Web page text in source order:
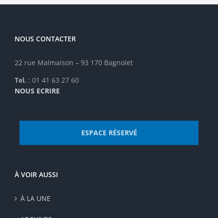
Vinokur
NOUS CONTACTER
22 rue Malmaison – 93 170 Bagnolet
Tel. : 01 41 63 27 60
NOUS ECRIRE
ESPACE RÉSERVÉ
À VOIR AUSSI
À LA UNE